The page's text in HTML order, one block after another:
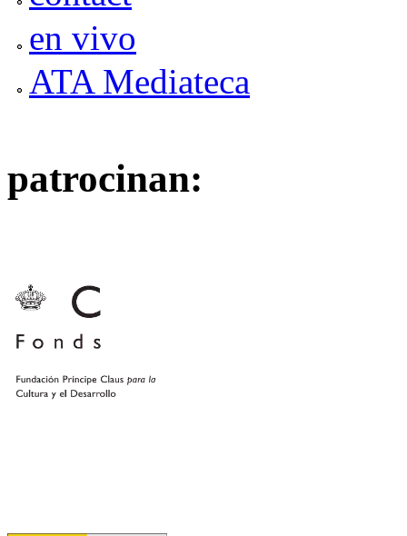
en vivo
ATA Mediateca
patrocinan: